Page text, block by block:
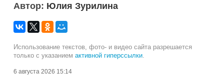
Автор: Юлия Зурилина
Использование текстов, фото- и видео сайта разрешается
только с указанием активной гиперссылки
6 августа 2026 15:14